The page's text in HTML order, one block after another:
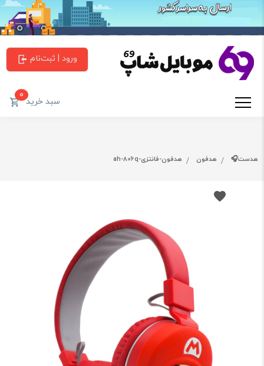
ورود | ثبت‌نام
سبد خرید0
هدست🎧 هدفون هدفون-فانتزی-ah-806q